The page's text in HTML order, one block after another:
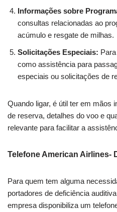
Informações sobre
consultas relacionadas ao
acúmulo e resgate de milhas.
Solicitações Especiais:
como assistência para
especiais ou solicitações de
Quando ligar, é útil ter em mãos
de reserva, detalhes do voo e
relevante para facilitar a
Telefone American Airlines-
Para quem tem alguma
portadores de deficiência
empresa disponibiliza um